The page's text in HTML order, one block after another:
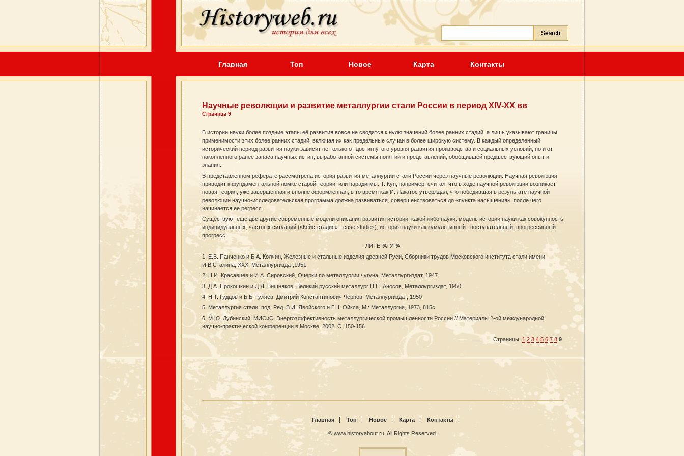
Главная Топ Новое Карта Контакты
Научные революции и развитие металлургии cтали России в период XIV-XX вв
Страница 9
В истории науки более поздние этапы её развития вовсе не сводятся к нулю значений более ранних стадий, а лишь указывают границы
применимости этих более ранних стадий, включая их как предельные случаи в более широкую систему. В каждый определенный
исторический период развития науки зависит не только от достигнутого уровня развития производства и социальных условий, но и от
накопленного ранее запаса научных истин, выработанной системы понятий и представлений, обобщившей предшествующий опыт и
знания.
В представленном реферате рассмотрена история развития металлургии стали России через научные революции. Научная революция
приводит к фундаментальной ломке старой теории, или парадигмы. Т. Кун, например, считал, что в ходе научной революции возникает
новая теория, уже завершенная и вполне оформленная, в то время как И. Лакатос утверждал, что победившая в результате научной
революции научно-исследовательская программа должна развиваться, совершенствоваться до «пункта насыщения», после чего
начинается ее регресс.
Существуют еще две другие современные модели описания развития истории, какой либо науки: модель истории науки как совокупность
индивидуальных, частных ситуаций («Кейс-стадис» - case studies), история науки как кумулятивный , поступательный, прогрессивный
прогресс.
ЛИТЕРАТУРА
1. Е.В. Панченко и Б.А. Колчин, Железные и стальные изделия древней Руси, Сборники трудов Московского института стали имени
И.В.Сталина, XXX, Металлургиздат,1951
2. Н.И. Красавцев и И.А. Сировский, Очерки по металлургии чугуна, Металлургиздат, 1947
3. Д.А. Прокошкин и Д.Я. Вишняков, Великий русский металлург П.П. Аносов, Металлургиздат, 1950
4. Н.Т. Гудцов и Б.Б. Гуляев, Дмитрий Константинович Чернов, Металлургиздат, 1950
5. Металлургия стали, под. Ред. В.И. Явойского и Г.Н. Ойкса, М.: Металлургия, 1973, 815с
6. М.Ю. Дубинский, МИСиС, Энергоэффективность металлургической промышленности России // Материалы 2-ой международной
научно-практической конференции в Москве. 2002. С. 150-156.
Страницы: 1 2 3 4 5 6 7 8 9
Главная Топ Новое Карта Контакты
© www.historyabout.ru. All Rights Reserved.